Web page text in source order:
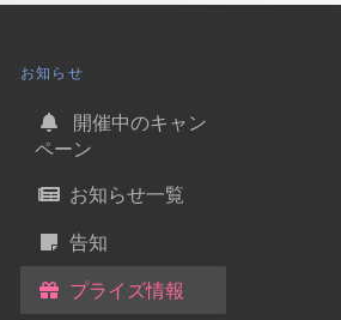
お知らせ
開催中のキャン
ペーン
お知らせ一覧
告知
プライズ情報